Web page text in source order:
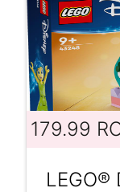
179.99
LEGO®